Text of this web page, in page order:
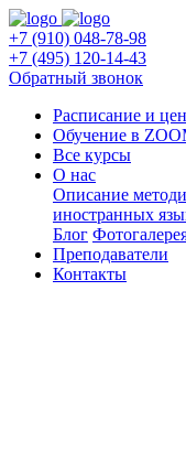
+7 (910) 048-78-98
+7 (495) 120-14-43
Обратный звонок
Расписание и
Обучение в
Все курсы
О нас
Описание
иностранных
Блог
Преподаватели
Контакты